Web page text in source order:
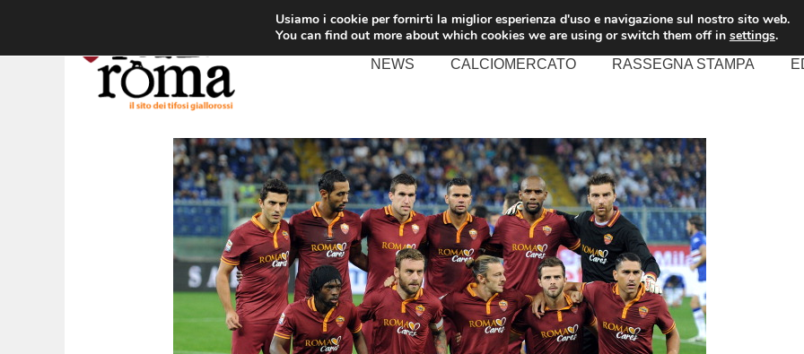
contenuto
NEWS CALCIOMERCATO RASSEGNA STAMPA
Usiamo i cookie per fornirti la miglior esperienza d'uso e navigazione sul nostro sito web.
You can find out more about which cookies we are using or switch them off in settings.